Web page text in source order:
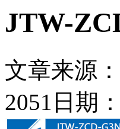
JTW-
文章来源
2051 日期